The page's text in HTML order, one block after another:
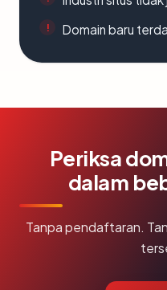
Domain baru
Periksa
dalam
Tanpa pendaftaran.